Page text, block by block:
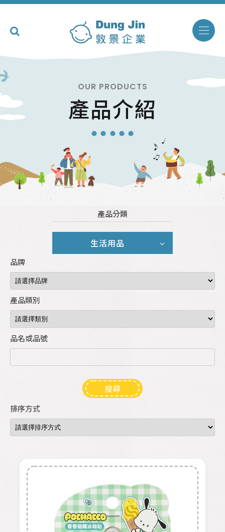
OUR PRODUCTS
產品介紹
產品分類
生活用品
品牌
產品類別
品名或品號
搜尋
排序方式